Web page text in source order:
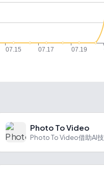
Photo To Video